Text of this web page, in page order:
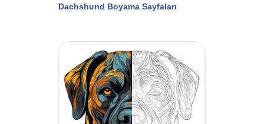
Dachshund Boyama Sayfaları